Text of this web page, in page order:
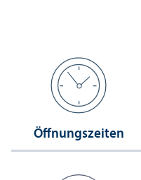
Öffnungs­zeiten